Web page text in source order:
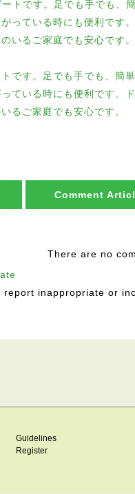
です。足でも手でも、簡
ている時にも便利です。
るご家庭でも安心です。
Comment
There are no
inappropriate or
Guidelines
Register